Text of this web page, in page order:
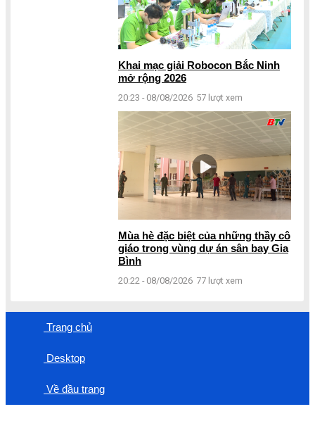
Khai mạc giải Robocon Bắc Ninh
mở rộng 2026
20:23 - 08/08/2026 57 lượt xem
Mùa hè đặc biệt của những thầy cô
giáo trong vùng dự án sân bay Gia
Bình
20:22 - 08/08/2026 77 lượt xem
Trang chủ
Desktop
Về đầu trang